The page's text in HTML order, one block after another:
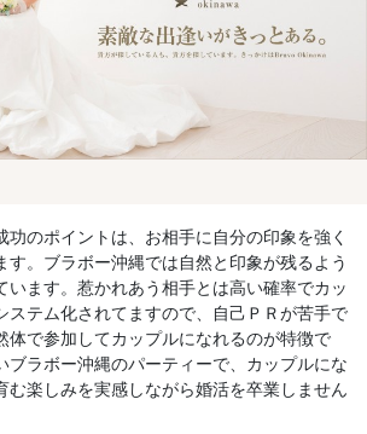
功のポイントは、お相手に自分の印象を強く
す。ブラボー沖縄では自然と印象が残るよう
います。惹かれあう相手とは高い確率でカッ
ステム化されてますので、自己ＰＲが苦手で
体で参加してカップルになれるのが特徴で
ブラボー沖縄のパーティーで、カップルにな
む楽しみを実感しながら婚活を卒業しません